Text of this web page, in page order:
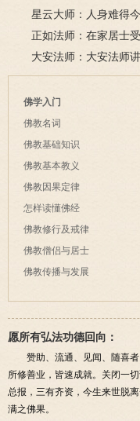
星云大师：人身难得今
已得，佛法难闻今已闻
此身不向今生度，更向
生度此身？
正如法师：在家居士受
五戒可以搭缦衣吗？
大安法师：大安法师讲
解
佛学入门
佛教名词
佛教基础知识
佛教基本教义
佛教因果定律
怎样读懂佛经
佛教修行及戒律
佛教僧侣与居士
佛教传播与发展
愿所有弘法功德回向：
赞助、流通、见闻、随喜
所修善业，皆速成就。关闭一
总报，三有齐资，今生来世脱
满之佛果。